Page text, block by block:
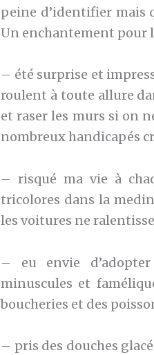
peine d’identifier mais
Un enchantement pour
– été surprise et
roulent à toute allure
et raser les murs si on
nombreux handicapés
– risqué ma vie à
tricolores dans la
les voitures ne
– eu envie
minuscules et
boucheries et des
– pris des douches